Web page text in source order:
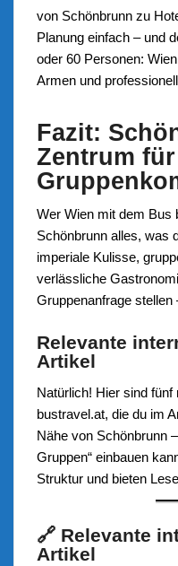
von Schönbrunn zu
Planung einfach – und
oder 60 Personen:
Armen und
Fazit:
Zentrum für
Wer Wien mit dem Bus
Schönbrunn alles, was
imperiale Kulisse,
verlässliche
Gruppenanfrage
Relevante
Artikel
Natürlich! Hier sind
bustravel.at, die du im
Nähe von Schönbrunn
Gruppen“ einbauen
Struktur und bieten
🔗 Relevante
Artikel